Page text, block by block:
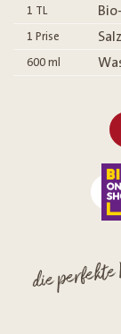
1 TL
1 Prise
600 ml
die